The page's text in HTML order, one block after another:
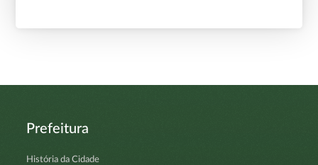
Prefeitura
História da Cidade